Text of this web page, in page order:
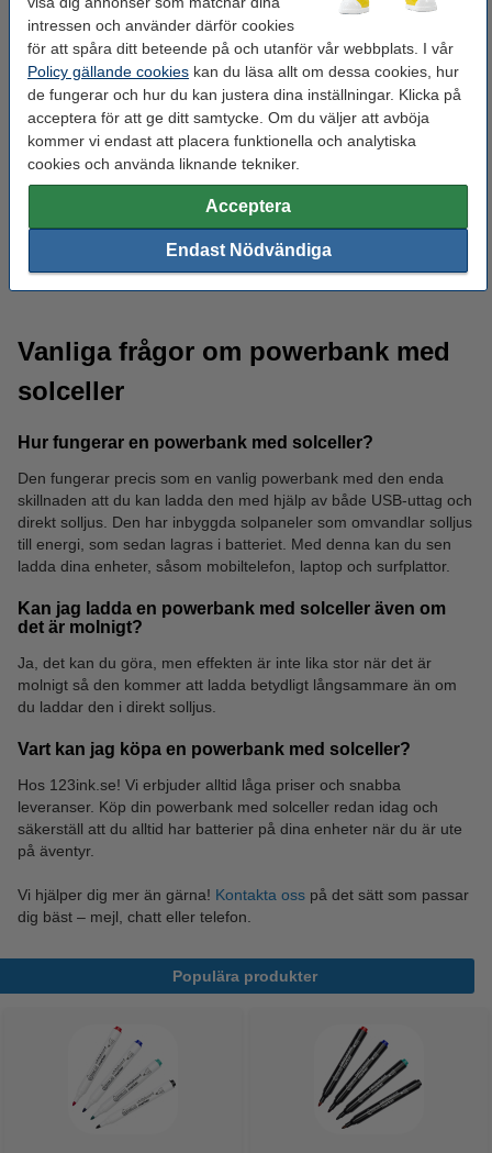
intressen och använder därför cookies
för att spåra ditt beteende på och utanför vår webbplats. I vår
Policy gällande cookies kan du läsa allt om dessa cookies, hur
de fungerar och hur du kan justera dina inställningar. Klicka på
acceptera för att ge ditt samtycke. Om du väljer att avböja
kommer vi endast att placera funktionella och analytiska
cookies och använda liknande tekniker.
Acceptera
Endast NödvändigaFicklampor
Plåster Vattendunkar
Vanliga frågor om powerbank med
solceller
Hur fungerar en powerbank med solceller?
Den fungerar precis som en vanlig powerbank med den enda
skillnaden att du kan ladda den med hjälp av både USB-uttag och
direkt solljus. Den har inbyggda solpaneler som omvandlar solljus
till energi, som sedan lagras i batteriet. Med denna kan du sen
ladda dina enheter, såsom mobiltelefon, laptop och surfplattor.
Kan jag ladda en powerbank med solceller även om
det är molnigt?
Ja, det kan du göra, men effekten är inte lika stor när det är
molnigt så den kommer att ladda betydligt långsammare än om
du laddar den i direkt solljus.
Vart kan jag köpa en powerbank med solceller?
Hos 123ink.se! Vi erbjuder alltid låga priser och snabba
leveranser. Köp din powerbank med solceller redan idag och
säkerställ att du alltid har batterier på dina enheter när du är ute
på äventyr.
Vi hjälper dig mer än gärna! Kontakta oss på det sätt som passar
dig bäst – mejl, chatt eller telefon.
Populära produkter